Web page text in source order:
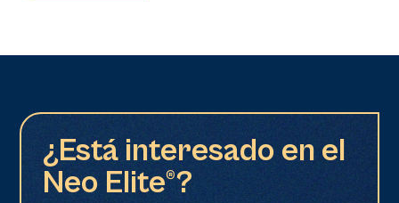
¿Está interesado en el
Neo Elite®?